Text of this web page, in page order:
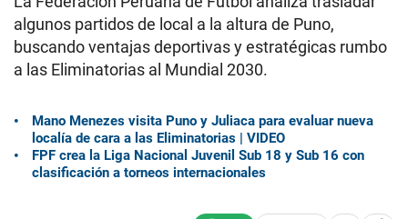
algunos partidos de local a la altura de Puno,
buscando ventajas deportivas y estratégicas rumbo
a las Eliminatorias al Mundial 2030.
Mano Menezes visita Puno y Juliaca para evaluar nueva
localía de cara a las Eliminatorias | VIDEO
FPF crea la Liga Nacional Juvenil Sub 18 y Sub 16 con
clasificación a torneos internacionales